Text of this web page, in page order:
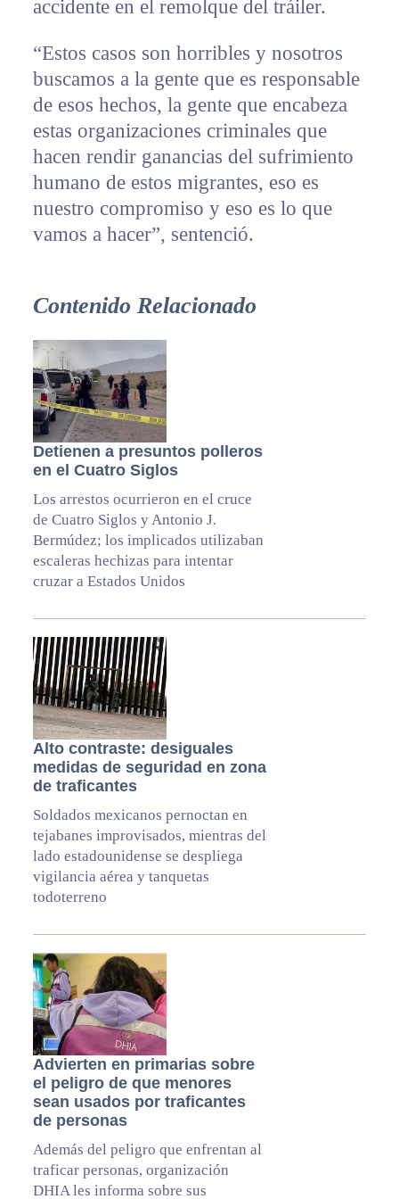
accidente en el remolque del tráiler.
“Estos casos son horribles y nosotros
buscamos a la gente que es responsable
de esos hechos, la gente que encabeza
estas organizaciones criminales que
hacen rendir ganancias del sufrimiento
humano de estos migrantes, eso es
nuestro compromiso y eso es lo que
vamos a hacer”, sentenció.
Contenido Relacionado
Detienen a presuntos polleros
en el Cuatro Siglos
Los arrestos ocurrieron en el cruce
de Cuatro Siglos y Antonio J.
Bermúdez; los implicados utilizaban
escaleras hechizas para intentar
cruzar a Estados Unidos
Alto contraste: desiguales
medidas de seguridad en zona
de traficantes
Soldados mexicanos pernoctan en
tejabanes improvisados, mientras del
lado estadounidense se despliega
vigilancia aérea y tanquetas
todoterreno
Advierten en primarias sobre
el peligro de que menores
sean usados por traficantes
de personas
Además del peligro que enfrentan al
traficar personas, organización
DHIA les informa sobre sus